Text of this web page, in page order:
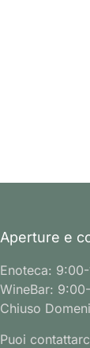
Aperture e
Enoteca:
WineBar:
Chiuso
Puoi